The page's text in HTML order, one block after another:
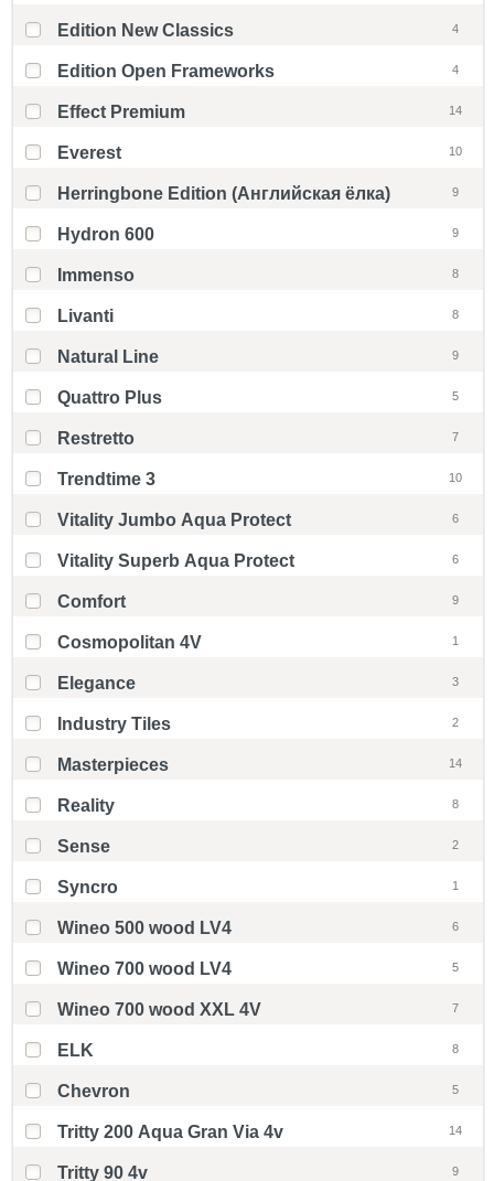
Edition New Classics 4
Edition Open Frameworks 4
Effect Premium 14
Everest 10
Herringbone Edition (Английская ёлка) 9
Hydron 600 9
Immenso 8
Livanti 8
Natural Line 9
Quattro Plus 5
Restretto 7
Trendtime 3 10
Vitality Jumbo Aqua Protect 6
Vitality Superb Aqua Protect 6
Comfort 9
Cosmopolitan 4V 1
Elegance 3
Industry Tiles 2
Masterpieces 14
Reality 8
Sense 2
Syncro 1
Wineo 500 wood LV4 6
Wineo 700 wood LV4 5
Wineo 700 wood XXL 4V 7
ELK 8
Chevron 5
Tritty 200 Aqua Gran Via 4v 14
Tritty 90 4v 9